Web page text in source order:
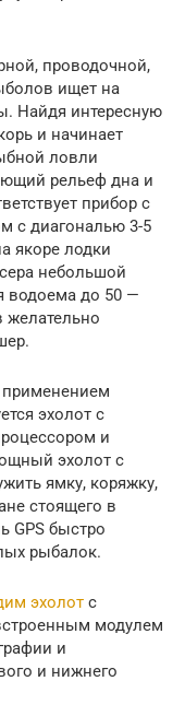
проводочной,
ищет на
Найдя интересную
и начинает
ловли
рельеф дна и
прибор с
с диагональю 3-5
якоре лодки
небольшой
водоема до 50 —
эхолот с
и
эхолот с
ямку, коряжку,
стоящего в
GPS быстро
рыбалок.
эхолот с
модулем
и
и нижнего